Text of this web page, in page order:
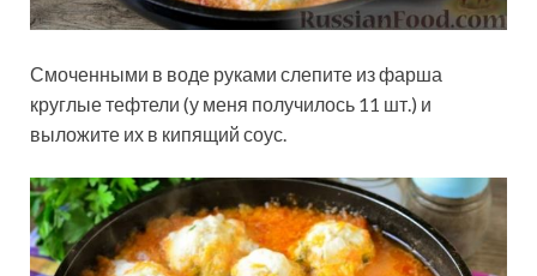
Смоченными в воде руками слепите из фарша
круглые тефтели (у меня получилось 11 шт.) и
выложите их в кипящий соус.